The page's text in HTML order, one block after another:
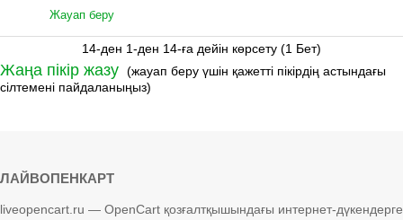
Жауап беру
14-ден 1-ден 14-ға дейін көрсету (1 Бет)
Жаңа пікір жазу (жауап беру үшін қажетті пікірдің астындағы
сілтемені пайдаланыңыз)
ЛАЙВОПЕНКАРТ
liveopencart.ru — OpenCart қозғалтқышындағы интернет-дүкендерге